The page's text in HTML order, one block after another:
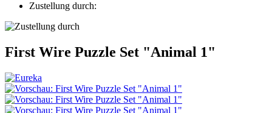
Zustellung durch:
First Wire Puzzle Set "Animal 1"